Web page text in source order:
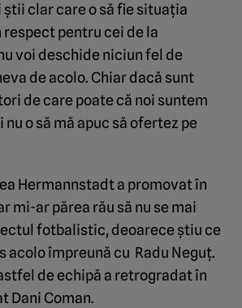
știi clar care o să fie situația
pentru cei de la
voi deschide niciun fel de
de acolo. Chiar dacă sunt
de care poate că noi suntem
o să mă apuc să ofertez pe
Hermannstadt a promovat în
mi-ar părea rău să nu se mai
fotbalistic, deoarece știu ce
acolo împreună cu Radu Neguț.
de echipă a retrogradat în
Dani Coman.